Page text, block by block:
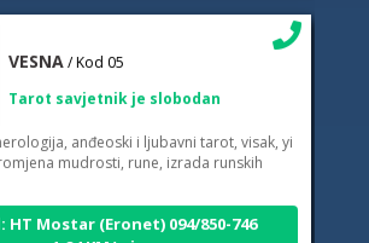
anđeoski i ljubavni tarot, visak, yi
mudrosti, rune, izrada runskih
HT Mostar (Eronet) 094/850-746
1,84 KM/min